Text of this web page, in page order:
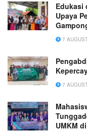
Edukasi
Upaya
7
7
UMKM